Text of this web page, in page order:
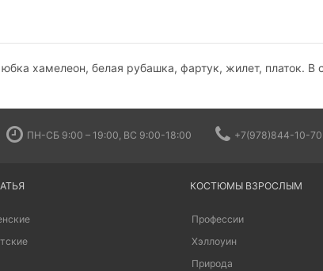
хамелеон, белая рубашка, фартук, жилет, платок. В
ПН-СБ 9:00 – 19:00, ВС 9:00-18:00 +7(978)844-10-70
КОСТЮМЫ ВЗРОСЛЫМ
Профессии
Хэллоуин
Природа